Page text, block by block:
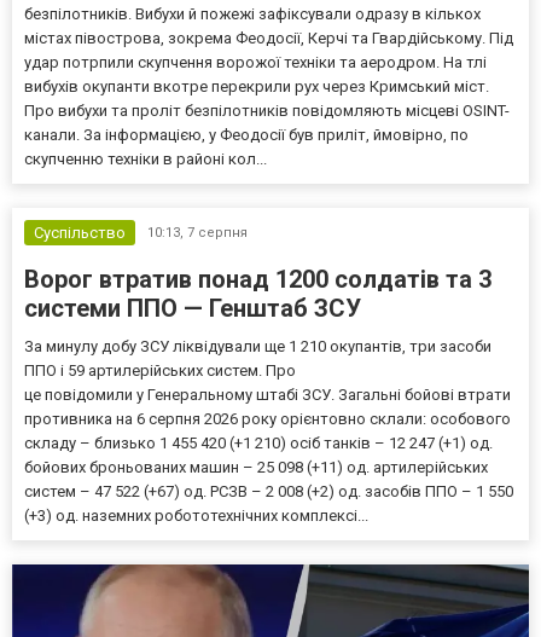
безпілотників. Вибухи й пожежі зафіксували одразу в кількох
містах півострова, зокрема Феодосії, Керчі та Гвардійському. Під
удар потрпили скупчення ворожої техніки та аеродром. На тлі
вибухів окупанти вкотре перекрили рух через Кримський міст.
Про вибухи та проліт безпілотників повідомляють місцеві OSINT-
канали. За інформацією, у Феодосії був приліт, ймовірно, по
скупченню техніки в районі кол...
Суспільство 10:13, 7 серпня
Ворог втратив понад 1200 солдатів та 3
системи ППО — Генштаб ЗСУ
За минулу добу ЗСУ ліквідували ще 1 210 окупантів, три засоби
ППО і 59 артилерійських систем. Про
це повідомили у Генеральному штабі ЗСУ. Загальні бойові втрати
противника на 6 серпня 2026 року орієнтовно склали: особового
складу – близько 1 455 420 (+1 210) осіб танків – 12 247 (+1) од.
бойових броньованих машин – 25 098 (+11) од. артилерійських
систем – 47 522 (+67) од. РСЗВ – 2 008 (+2) од. засобів ППО – 1 550
(+3) од. наземних робототехнічних комплексі...